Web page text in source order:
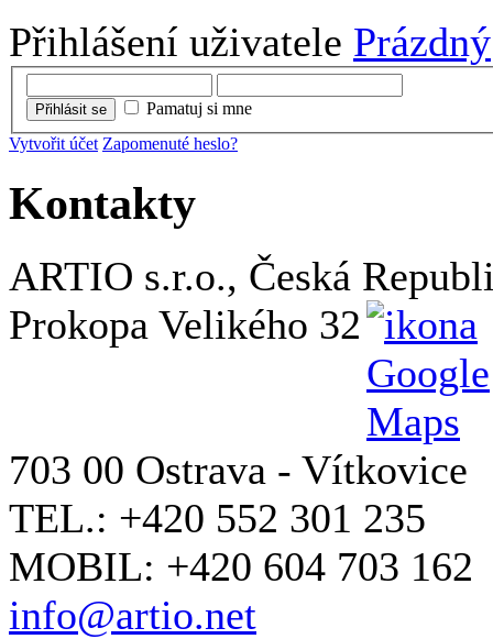
Přihlášení uživatele Prázdný
Přihlásit se
Pamatuj si mne
Vytvořit účet Zapomenuté heslo?
Kontakty
ARTIO s.r.o., Česká
Prokopa Velikého 32
703 00 Ostrava - Vítkovice
TEL.: +420 552 301 235
MOBIL: +420 604 703 162
info@artio.net